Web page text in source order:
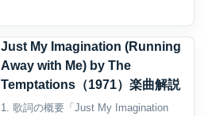
Just My Imagination (Running
Away with Me) by The
Temptations（1971）楽曲解説
1. 歌詞の概要「Just My Imagination